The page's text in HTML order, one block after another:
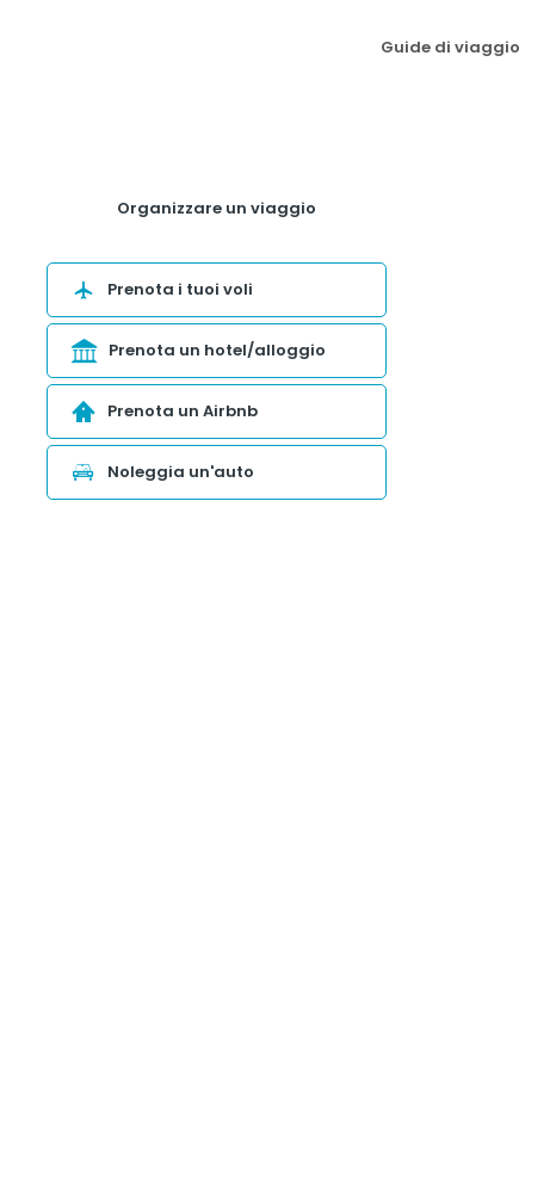
Guide di viaggio
Organizzare un viaggio
Prenota i tuoi voli
Prenota un hotel/alloggio
Prenota un Airbnb
Noleggia un'auto